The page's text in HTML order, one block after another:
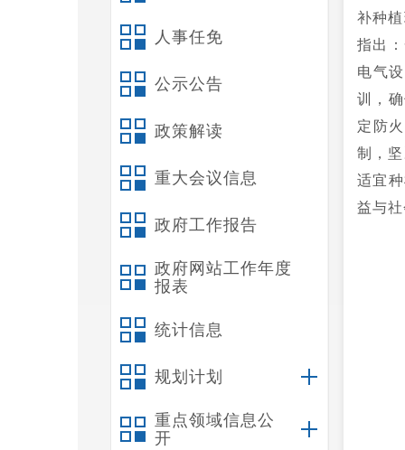
人事任免
公示公告
政策解读
重大会议信息
政府工作报告
政府网站工作年度
报表
统计信息
规划计划
重点领域信息公
开
补种
指出
电气
训，
定防
制，
适宜
益与